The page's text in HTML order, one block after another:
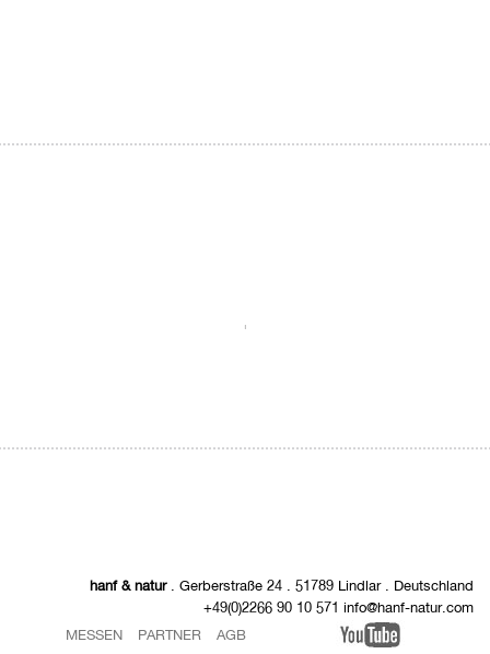
.
hanf & natur. Gerberstraße 24 . 51789 Lindlar . Deutschland
+49(0)2266 90 10 571 info@hanf-natur.com
MESSEN
PARTNER AGB